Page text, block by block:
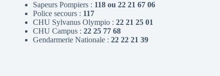
Sapeurs Pompiers : 118 ou 22 21 67 06
Police secours : 117
CHU Sylvanus Olympio : 22 21 25 01
CHU Campus : 22 25 77 68
Gendarmerie Nationale : 22 22 21 39